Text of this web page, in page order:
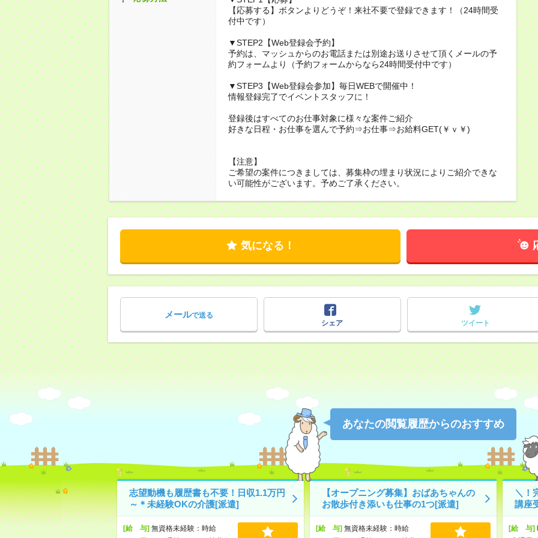
【応募する】ボタンよりどうぞ！来社不要で登録できます！（24時間受
付中です）
▼STEP2【Web登録会予約】
予約は、マッシュからのお電話または別途お送りさせて頂くメールの予
約フォームより（予約フォームからなら24時間受付中です）
▼STEP3【Web登録会参加】毎日WEBで開催中！
情報登録完了でイベントスタッフに！
登録後はすべてのお仕事対象に様々な案件ご紹介
好きな日程・お仕事を選んで予約⇒お仕事⇒お給料GET(￥ｖ￥)
【注意】
ご希望の案件につきましては、募集枠の埋まり状況によりご紹介できな
い可能性がございます。予めご了承ください。
気になる！
メールで送る
シェア
ツイート
あなたの閲覧履歴からのおすすめ
志望動機も履歴書も不要！日収1.1万円
～＊未経験OKの介護[派遣]
[給 与]無資格未経験：時給
【オープニング募集】おばあちゃんの
お散歩付き添いも仕事の1つ[派遣]
[給 与]無資格未経験：時給
＼！
講座
[給 与]